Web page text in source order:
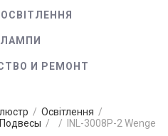
ЛАМПИ
И РЕМОНТ
/ Освітлення /
Подвесы / / INL-3008P-2 Wenge